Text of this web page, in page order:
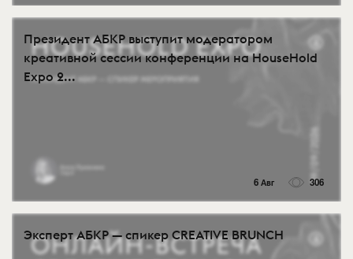
Президент АБКР выступит модератором
креативной сессии конференции на HouseHold
Expo 2...
6 Авг 306
Эксперт АБКР — спикер CREATIVE BRUNCH